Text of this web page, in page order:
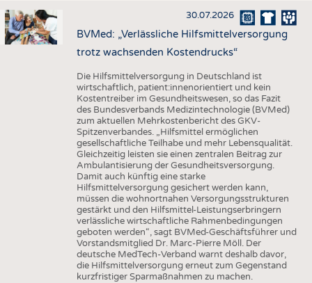
30.07.2026
BVMed: „Verlässliche Hilfsmittelversorgung
trotz wachsenden Kostendrucks“
Die Hilfsmittelversorgung in Deutschland ist
wirtschaftlich, patient:innenorientiert und kein
Kostentreiber im Gesundheitswesen, so das Fazit
des Bundesverbands Medizintechnologie (BVMed)
zum aktuellen Mehrkostenbericht des GKV-
Spitzenverbandes. „Hilfsmittel ermöglichen
gesellschaftliche Teilhabe und mehr Lebensqualität.
Gleichzeitig leisten sie einen zentralen Beitrag zur
Ambulantisierung der Gesundheitsversorgung.
Damit auch künftig eine starke
Hilfsmittelversorgung gesichert werden kann,
müssen die wohnortnahen Versorgungsstrukturen
gestärkt und den Hilfsmittel-Leistungserbringern
verlässliche wirtschaftliche Rahmenbedingungen
geboten werden“, sagt BVMed-Geschäftsführer und
Vorstandsmitglied Dr. Marc-Pierre Möll. Der
deutsche MedTech-Verband warnt deshalb davor,
die Hilfsmittelversorgung erneut zum Gegenstand
kurzfristiger Sparmaßnahmen zu machen.